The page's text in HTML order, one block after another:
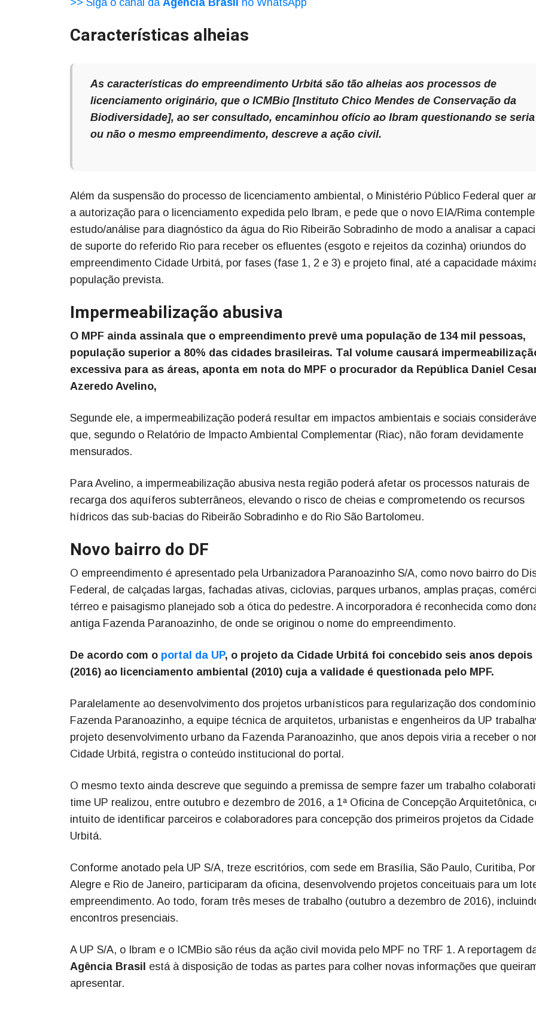
Características alheias
As características do empreendimento Urbitá são tão alheias aos processos de
licenciamento originário, que o ICMBio [Instituto Chico Mendes de Conservação da
Biodiversidade], ao ser consultado, encaminhou ofício ao Ibram questionando se seria
ou não o mesmo empreendimento, descreve a ação civil.
Além da suspensão do processo de licenciamento ambiental, o Ministério Público Federal quer
a autorização para o licenciamento expedida pelo Ibram, e pede que o novo EIA/Rima contemple
estudo/análise para diagnóstico da água do Rio Ribeirão Sobradinho de modo a analisar a
de suporte do referido Rio para receber os efluentes (esgoto e rejeitos da cozinha) oriundos do
empreendimento Cidade Urbitá, por fases (fase 1, 2 e 3) e projeto final, até a capacidade
população prevista.
Impermeabilização abusiva
O MPF ainda assinala que o empreendimento prevê uma população de 134 mil pessoas,
população superior a 80% das cidades brasileiras. Tal volume causará
excessiva para as áreas, aponta em nota do MPF o procurador da República Daniel
Azeredo Avelino,
Segunde ele, a impermeabilização poderá resultar em impactos ambientais e sociais
que, segundo o Relatório de Impacto Ambiental Complementar (Riac), não foram devidamente
mensurados.
Para Avelino, a impermeabilização abusiva nesta região poderá afetar os processos naturais de
recarga dos aquíferos subterrâneos, elevando o risco de cheias e comprometendo os recursos
hídricos das sub-bacias do Ribeirão Sobradinho e do Rio São Bartolomeu.
Novo bairro do DF
O empreendimento é apresentado pela Urbanizadora Paranoazinho S/A, como novo bairro do
Federal, de calçadas largas, fachadas ativas, ciclovias, parques urbanos, amplas praças,
térreo e paisagismo planejado sob a ótica do pedestre. A incorporadora é reconhecida como
antiga Fazenda Paranoazinho, de onde se originou o nome do empreendimento.
De acordo com o portal da UP, o projeto da Cidade Urbitá foi concebido seis anos depois
(2016) ao licenciamento ambiental (2010) cuja a validade é questionada pelo MPF.
Paralelamente ao desenvolvimento dos projetos urbanísticos para regularização dos
Fazenda Paranoazinho, a equipe técnica de arquitetos, urbanistas e engenheiros da UP
projeto desenvolvimento urbano da Fazenda Paranoazinho, que anos depois viria a receber o
Cidade Urbitá, registra o conteúdo institucional do portal.
O mesmo texto ainda descreve que seguindo a premissa de sempre fazer um trabalho
time UP realizou, entre outubro e dezembro de 2016, a 1ª Oficina de Concepção Arquitetônica,
intuito de identificar parceiros e colaboradores para concepção dos primeiros projetos da Cidade
Urbitá.
Conforme anotado pela UP S/A, treze escritórios, com sede em Brasília, São Paulo, Curitiba,
Alegre e Rio de Janeiro, participaram da oficina, desenvolvendo projetos conceituais para um
empreendimento. Ao todo, foram três meses de trabalho (outubro a dezembro de 2016),
encontros presenciais.
A UP S/A, o Ibram e o ICMBio são réus da ação civil movida pelo MPF no TRF 1. A reportagem
Agência Brasil está à disposição de todas as partes para colher novas informações que
apresentar.